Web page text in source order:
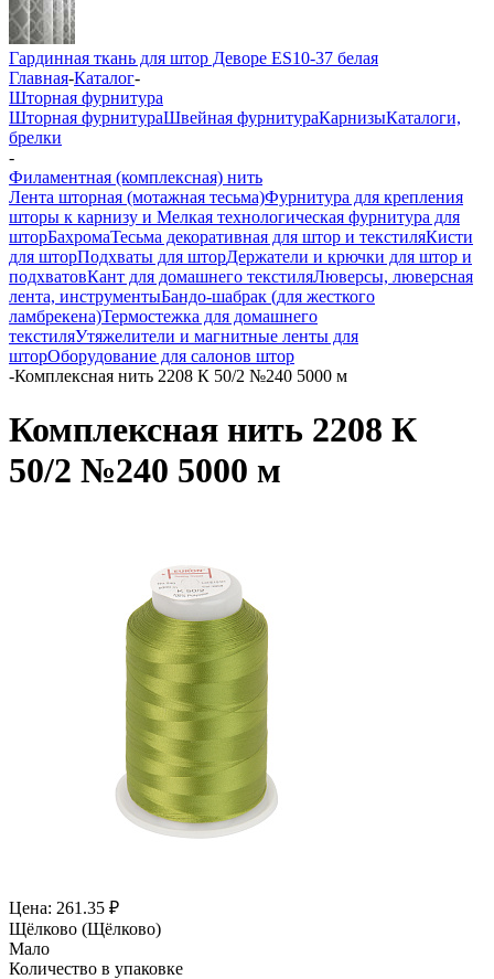
Гардинная ткань для штор Деворе ES10-37 белая
Главная-Каталог-
Шторная фурнитура
Шторная фурнитураШвейная фурнитураКарнизыКаталоги,
брелки
-
Филаментная (комплексная) нить
Лента шторная (мотажная тесьма)Фурнитура для крепления
шторы к карнизу и Мелкая технологическая фурнитура для
шторБахромаТесьма декоративная для штор и текстиляКисти
для шторПодхваты для шторДержатели и крючки для штор и
подхватовКант для домашнего текстиляЛюверсы, люверсная
лента, инструментыБандо-шабрак (для жесткого
ламбрекена)Термостежка для домашнего
текстиляУтяжелители и магнитные ленты для
шторОборудование для салонов штор
-Комплексная нить 2208 К 50/2 №240 5000 м
Комплексная нить 2208 К
50/2 №240 5000 м
Цена: 261.35 ₽
Щёлково (Щёлково)
Мало
Количество в упаковке